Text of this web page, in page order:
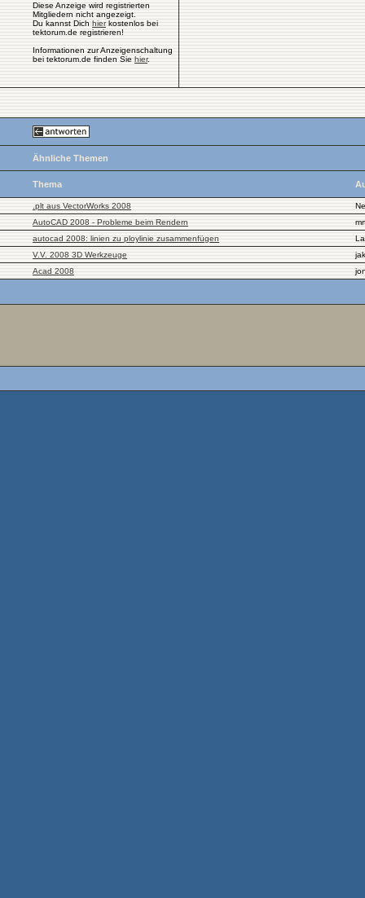
Diese Anzeige wird registrierten
Mitgliedern nicht angezeigt.
Du kannst Dich hierkostenlos bei
tektorum.de registrieren!
Informationen zur Anzeigenschaltung
bei tektorum.de finden Sie hier.
Ähnliche Themen
Thema
.plt aus VectorWorks 2008
AutoCAD 2008 - Probleme beim Rendern
autocad 2008: linien zu ploylinie zusammenfügen
V.V. 2008 3D Werkzeuge
Acad 2008